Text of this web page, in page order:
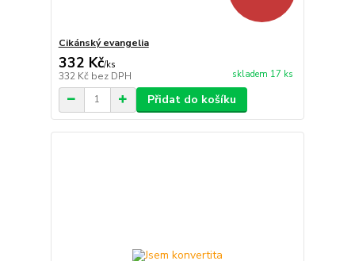
Cikánský evangelia
332 Kč/ks
332 Kč bez DPH skladem 17 ks
Přidat do košíku